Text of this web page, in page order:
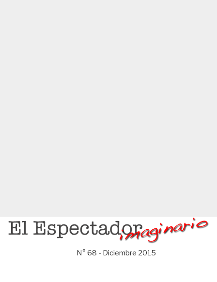
Saltar
N° 68 - Diciembre 2015